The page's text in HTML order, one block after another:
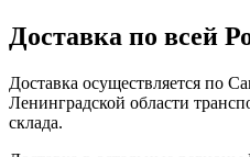
Доставка по всей
Доставка осуществляется по
Ленинградской области
склада.